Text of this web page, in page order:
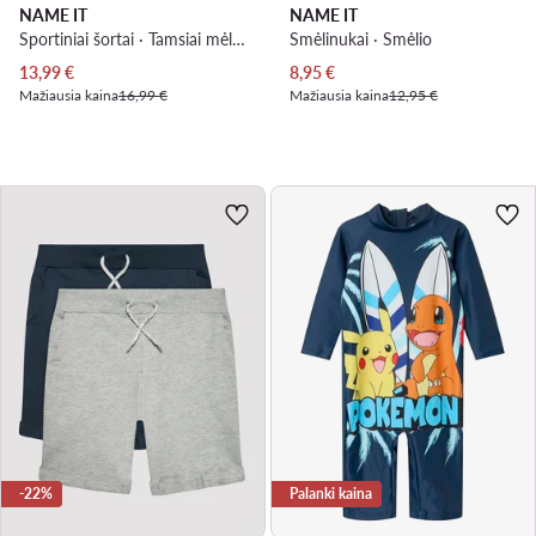
NAME IT
Sportiniai šortai · Tamsiai mėlyna
Dabartinė kaina
13,99€
Mažiausia kaina16,99 €
NAME IT
Smėlinukai · Smėlio
Dabartinė kaina
8,95€
Mažiausia kaina12,95 €
-22% Palanki kaina